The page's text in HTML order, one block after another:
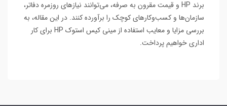
برند HP و قیمت مقرون به صرفه، می‌توانند نیازهای روزمره دفاتر،
سازمان‌ها و کسب‌وکارهای کوچک را برآورده کنند. در این مقاله، به
بررسی مزایا و معایب استفاده از مینی کیس استوک HP برای کار
اداری خواهیم پرداخت.